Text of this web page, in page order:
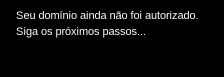
Seu domínio ainda não foi autorizado.
Siga os próximos passos...